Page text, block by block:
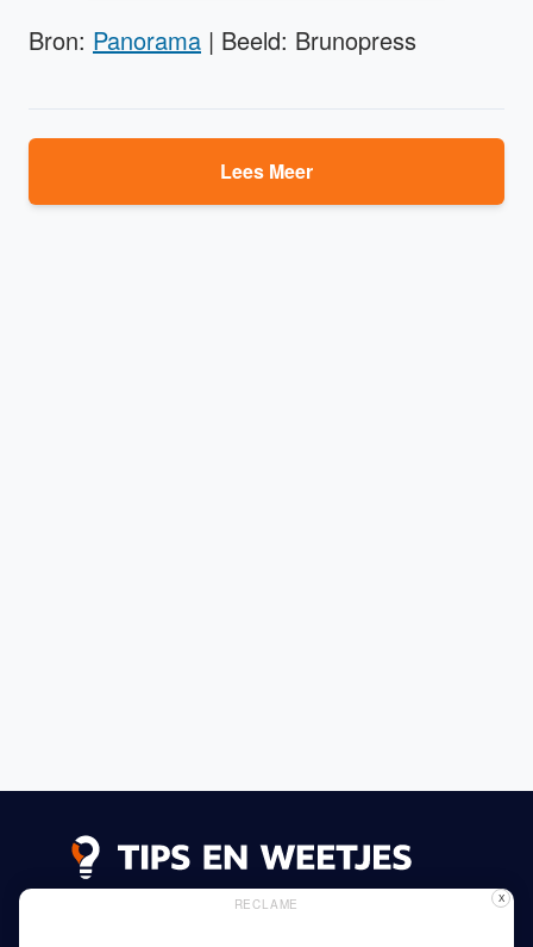
Bron: Panorama | Beeld: Brunopress
Lees Meer
RECLAME X